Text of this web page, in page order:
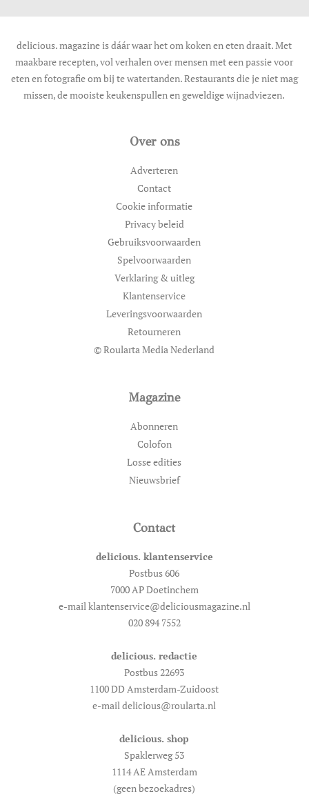
delicious. magazine is dáár waar het om koken en eten draait. Met
maakbare recepten, vol verhalen over mensen met een passie voor
eten en fotografie om bij te watertanden. Restaurants die je niet mag
missen, de mooiste keukenspullen en geweldige wijnadviezen.
Over ons
Adverteren
Contact
Cookie informatie
Privacy beleid
Gebruiksvoorwaarden
Spelvoorwaarden
Verklaring & uitleg
Klantenservice
Leveringsvoorwaarden
Retourneren
© Roularta Media Nederland
Magazine
Abonneren
Colofon
Losse edities
Nieuwsbrief
Contact
delicious. klantenservice
Postbus 606
7000 AP Doetinchem
e-mail klantenservice@deliciousmagazine.nl
020 894 7552
delicious. redactie
Postbus 22693
1100 DD Amsterdam-Zuidoost
e-mail delicious@roularta.nl
delicious. shop
Spaklerweg 53
1114 AE Amsterdam
(geen bezoekadres)